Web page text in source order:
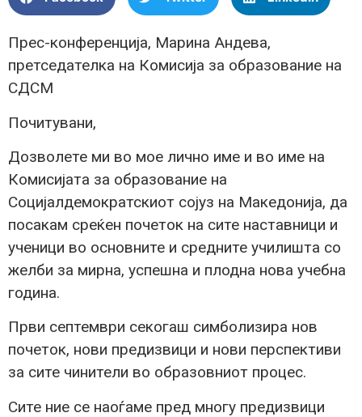
Прес-конференција, Марина Андева,
претседателка на Комисија за образование на
СДСМ
Почитувани,
Дозволете ми во мое лично име и во име на
Комисијата за образование на
Социјалдемократскиот сојуз на Македонија, да
посакам среќен почеток на сите наставници и
ученици во основните и средните училишта со
желби за мирна, успешна и плодна нова учебна
година.
Први септември секогаш симболизира нов
почеток, нови предизвици и нови перспективи
за сите чинители во образовниот процес.
Сите ние се наоѓаме пред многу предизвици